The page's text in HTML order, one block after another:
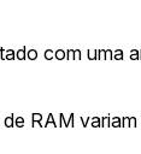
com uma
RAM